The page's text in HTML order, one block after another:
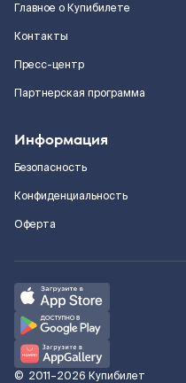
Главное о Купибилете
Контакты
Пресс-центр
Партнерская программа
Информация
Безопасность
Конфиденциальность
Оферта
© 2011–2026 Купибилет